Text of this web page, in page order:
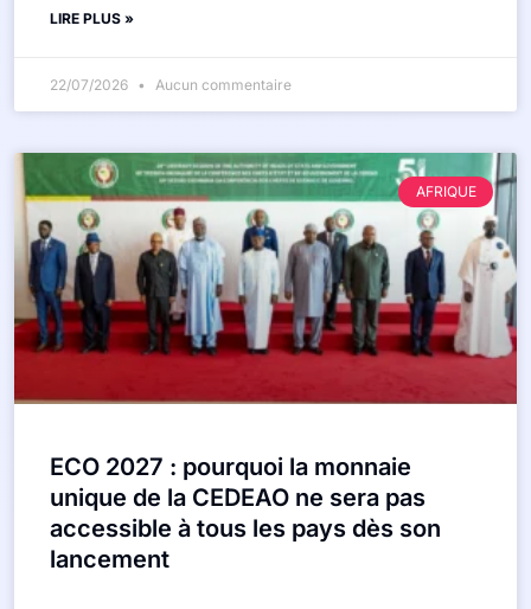
LIRE PLUS »
22/07/2026 Aucun commentaire
AFRIQUE
ECO 2027 : pourquoi la monnaie
unique de la CEDEAO ne sera pas
accessible à tous les pays dès son
lancement